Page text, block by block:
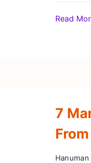
Read
7